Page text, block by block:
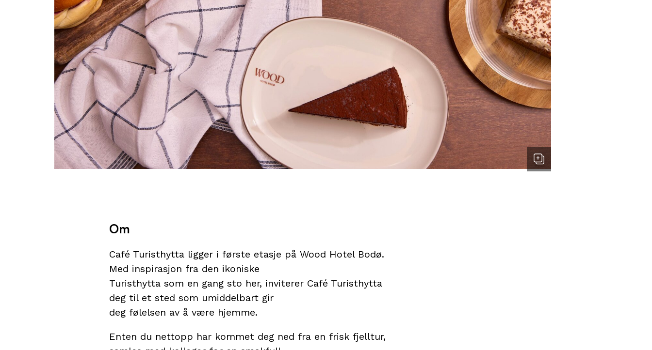
Om
Café Turisthytta ligger i første etasje på Wood Hotel Bodø.
Med inspirasjon fra den ikoniske
Turisthytta som en gang sto her, inviterer Café Turisthytta
deg til et sted som umiddelbart gir
deg følelsen av å være hjemme.
Enten du nettopp har kommet deg ned fra en frisk fjelltur,